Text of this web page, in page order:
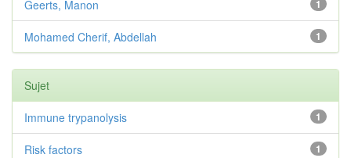
1
Geerts, Manon
1
Mohamed Cherif, Abdellah
Sujet
1
Immune trypanolysis
1
Risk factors